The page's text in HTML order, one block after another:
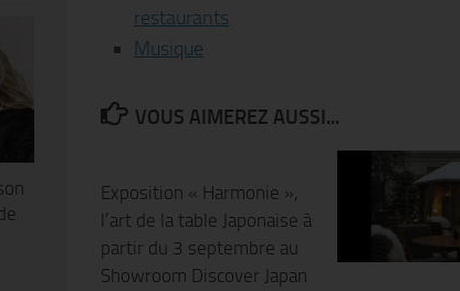
restaurants
Musique
VOUS AIMEREZ AUSSI...
Exposition « Harmonie »,
l’art de la table Japonaise à
partir du 3 septembre au
Showroom Discover Japan